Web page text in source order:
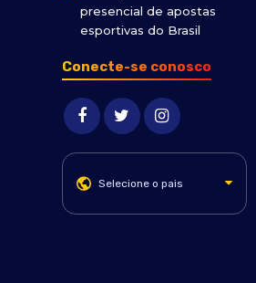
presencial de apostas
esportivas do Brasil
Conecte-se conosco
Selecione o pais